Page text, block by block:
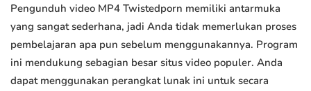
Pengunduh video MP4 Twistedporn memiliki antarmuka
yang sangat sederhana, jadi Anda tidak memerlukan proses
pembelajaran apa pun sebelum menggunakannya. Program
ini mendukung sebagian besar situs video populer. Anda
dapat menggunakan perangkat lunak ini untuk secara